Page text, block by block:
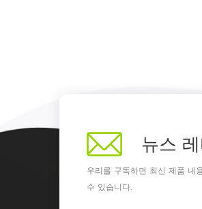
뉴스
우리를 구독하면 최신 제품 내
수 있습니다.